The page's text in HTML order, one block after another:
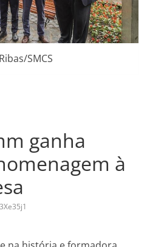
SMCS
ganha
à